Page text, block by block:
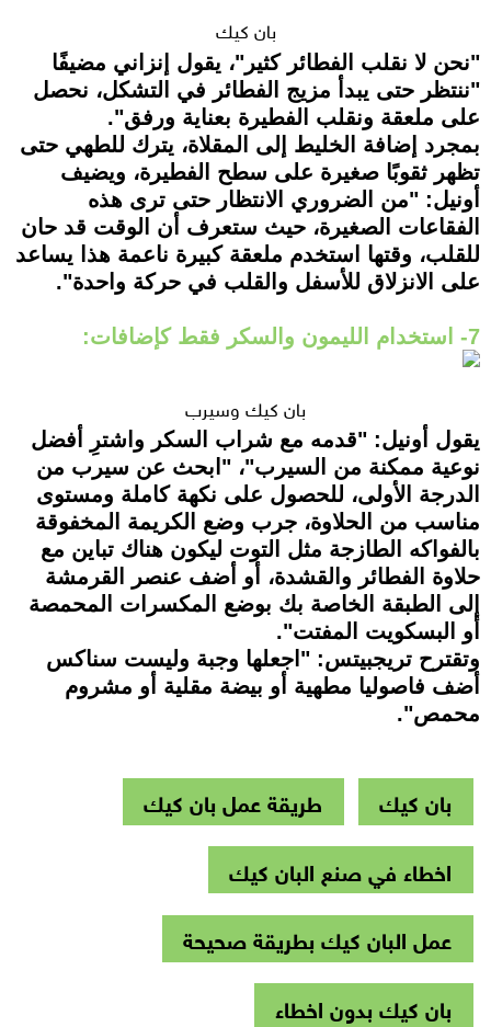
بان كيك
"نحن لا نقلب الفطائر كثير"، يقول إنزاني مضيفًا
"ننتظر حتى يبدأ مزيج الفطائر في التشكل، نحصل
على ملعقة ونقلب الفطيرة بعناية ورفق".
بمجرد إضافة الخليط إلى المقلاة، يترك للطهي حتى
تظهر ثقوبًا صغيرة على سطح الفطيرة، ويضيف
أونيل: "من الضروري الانتظار حتى ترى هذه
الفقاعات الصغيرة، حيث ستعرف أن الوقت قد حان
للقلب، وقتها استخدم ملعقة كبيرة ناعمة هذا يساعد
على الانزلاق للأسفل والقلب في حركة واحدة".
7- استخدام الليمون والسكر فقط كإضافات:
بان كيك وسيرب
يقول أونيل: "قدمه مع شراب السكر واشترِ أفضل
نوعية ممكنة من السيرب"، "ابحث عن سيرب من
الدرجة الأولى، للحصول على نكهة كاملة ومستوى
مناسب من الحلاوة، جرب وضع الكريمة المخفوقة
بالفواكه الطازجة مثل التوت ليكون هناك تباين مع
حلاوة الفطائر والقشدة، أو أضف عنصر القرمشة
إلى الطبقة الخاصة بك بوضع المكسرات المحمصة
أو البسكويت المفتت".
وتقترح تريجبيتس: "اجعلها وجبة وليست سناكس
أضف فاصوليا مطهية أو بيضة مقلية أو مشروم
محمص".
بان كيك
طريقة عمل بان كيك
اخطاء في صنع البان كيك
عمل البان كيك بطريقة صحيحة
بان كيك بدون اخطاء